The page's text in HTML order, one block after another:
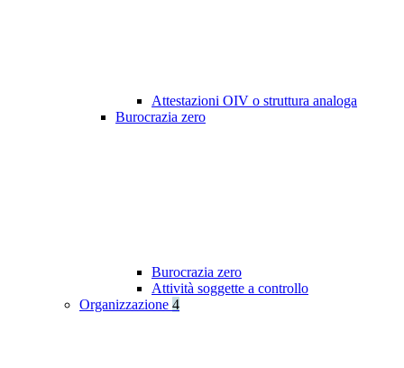
Attestazioni OIV o struttura analoga
Burocrazia zero
Burocrazia zero
Attività soggette a controllo
Organizzazione 4